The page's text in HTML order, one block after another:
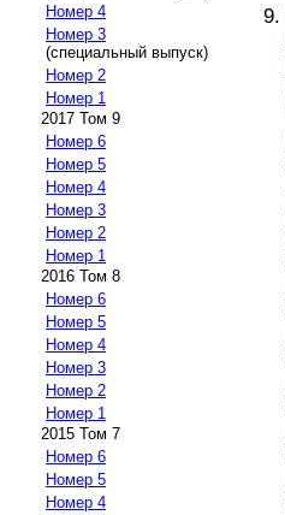
Номер 4
Номер 3
(специальный выпуск)
Номер 2
Номер 1
2017 Том 9
Номер 6
Номер 5
Номер 4
Номер 3
Номер 2
Номер 1
2016 Том 8
Номер 6
Номер 5
Номер 4
Номер 3
Номер 2
Номер 1
2015 Том 7
Номер 6
Номер 5
Номер 4